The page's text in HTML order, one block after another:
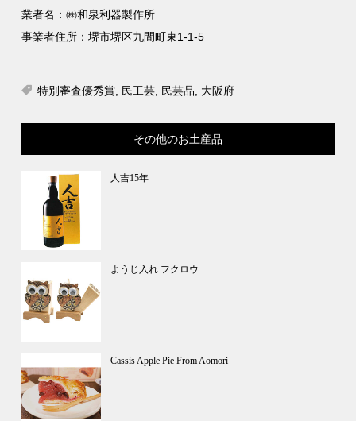
業者名：㈱和泉利器製作所
事業者住所：堺市堺区九間町東1-1-5
特別審査優秀賞, 民工芸, 民芸品, 大阪府
その他のお土産品
人吉15年
ようじ入れ フクロウ
Cassis Apple Pie From Aomori